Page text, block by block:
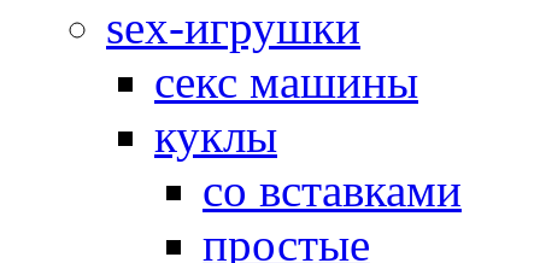
sex-игрушки
секс машины
куклы
со вставками
простые